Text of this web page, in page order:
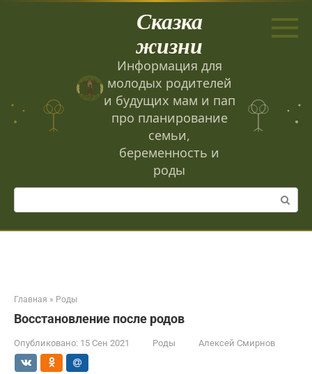
Сказка
жизни
Информация для
молодых родителей
и будущих мам и пап
про планирование
семьи,
беременность и
роды
Поиск:
Главная » Роды
Восстановление после родов
Опубликовано: 15 Сен 2021 Роды Алексей Смирнов